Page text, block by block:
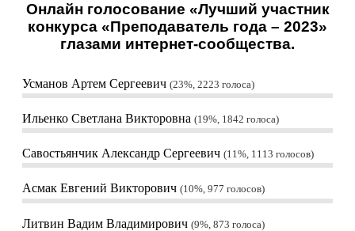
Онлайн голосование «Лучший участник
конкурса «Преподаватель года – 2023»
глазами интернет-сообщества.
Усманов Артем Сергеевич 23%, 2223 голоса
Ильенко Светлана Викторовна 19%, 1842 голоса
Савостьянчик Александр Сергеевич 11%, 1113 голосов
Асмак Евгений Викторович 10%, 977 голосов
Литвин Вадим Владимирович 9%, 873 голоса